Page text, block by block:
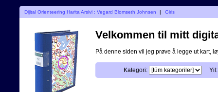
Dijital Orienteering Harita Arsivi : Vegard Blomseth Johnsen | Giris
Velkommen til mitt
På denne siden vil jeg prøve å legge ut kart,
Kategori: Yil: